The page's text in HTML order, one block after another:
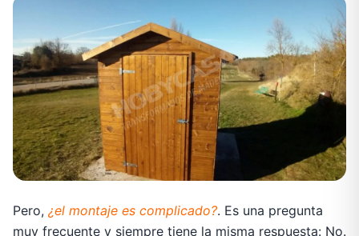
Pero, ¿el montaje es complicado?. Es una pregunta
muy frecuente y siempre tiene la misma respuesta: No.